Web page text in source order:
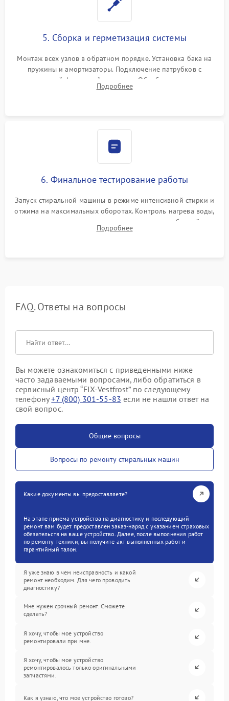
5. Сборка и герметизация системы
Монтаж всех узлов в обратном порядке. Установка бака на
пружины и амортизаторы. Подключение патрубков с
надежной фиксацией хомутами. Обработка стыков
герметиком для предотвращения возможных протечек воды.
Подробнее
6. Финальное тестирование работы
Запуск стиральной машины в режиме интенсивной стирки и
отжима на максимальных оборотах. Контроль нагрева воды,
корректности слива, отсутствия излишних вибраций,
посторонних стуков и протечек под корпусом.
Подробнее
FAQ. Ответы на вопросы
Вы можете ознакомиться с приведенными ниже
часто задаваемыми вопросами, либо обратиться в
сервисный центр “FIX-Vestfrost” по следующему
телефону+7 (800) 301-55-83 если не нашли ответ на
свой вопрос.
Общие вопросы
Вопросы по ремонту стиральных машин
Какие документы вы предоставляете?
На этапе приема устройства на диагностику и последующий
ремонт вам будет предоставлен заказ-наряд с указанием страховых
обязательств на ваше устройство. Далее, после выполнения работ
по ремонту техники, вы получите акт выполненных работ и
гарантийный талон.
Я уже знаю в чем неисправность и какой
ремонт необходим. Для чего проводить
диагностику?
Мне нужен срочный ремонт. Сможете
сделать?
Я хочу, чтобы мое устройство
ремонтировали при мне.
Я хочу, чтобы мое устройство
ремонтировалось только оригинальными
запчастями.
Как я узнаю, что мое устройство готово?